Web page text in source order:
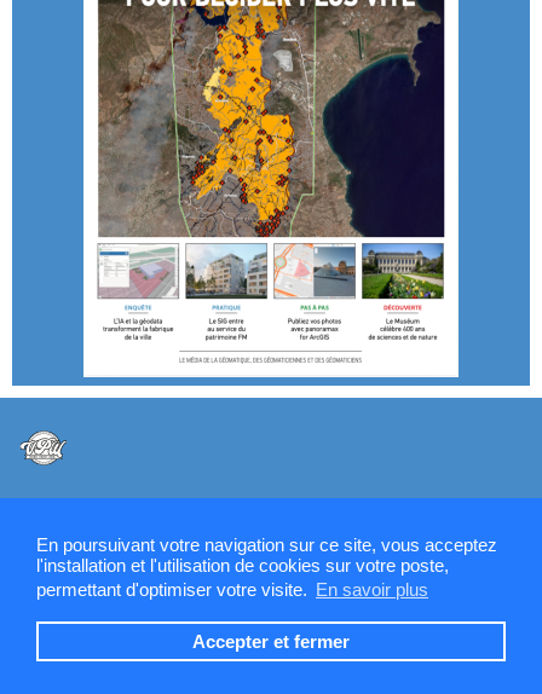
En poursuivant votre navigation sur ce site, vous acceptez
l'installation et l'utilisation de cookies sur votre poste,
permettant d'optimiser votre visite. En savoir plus
Accepter et fermer
Contactez la rédaction de SIGMAG & SIGTV